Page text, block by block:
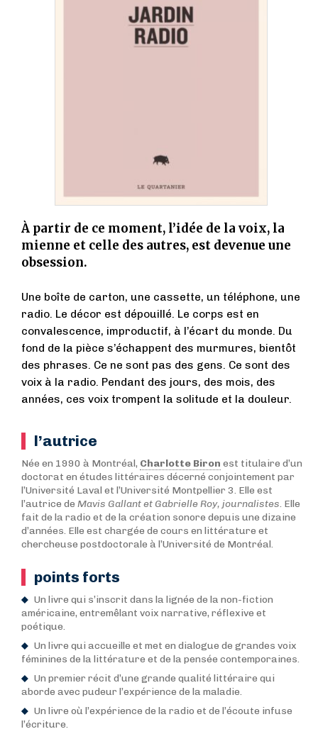
À partir de ce moment, l’idée de la voix, la
mienne et celle des autres, est devenue une
obsession.
Une boîte de carton, une cassette, un téléphone, une
radio. Le décor est dépouillé. Le corps est en
convalescence, improductif, à l’écart du monde. Du
fond de la pièce s’échappent des murmures, bientôt
des phrases. Ce ne sont pas des gens. Ce sont des
voix à la radio. Pendant des jours, des mois, des
années, ces voix trompent la solitude et la douleur.
l’autrice
Née en 1990 à Montréal, Charlotte Biron est titulaire d’un
doctorat en études littéraires décerné conjointement par
l’Université Laval et l’Université Montpellier 3. Elle est
l’autrice de Mavis Gallant et Gabrielle Roy, journalistes. Elle
fait de la radio et de la création sonore depuis une dizaine
d’années. Elle est chargée de cours en littérature et
chercheuse postdoctorale à l’Université de Montréal.
points forts
Un livre qui s’inscrit dans la lignée de la non-fiction
américaine, entremêlant voix narrative, réflexive et
poétique.
Un livre qui accueille et met en dialogue de grandes voix
féminines de la littérature et de la pensée contemporaines.
Un premier récit d’une grande qualité littéraire qui
aborde avec pudeur l’expérience de la maladie.
Un livre où l’expérience de la radio et de l’écoute infuse
l’écriture.